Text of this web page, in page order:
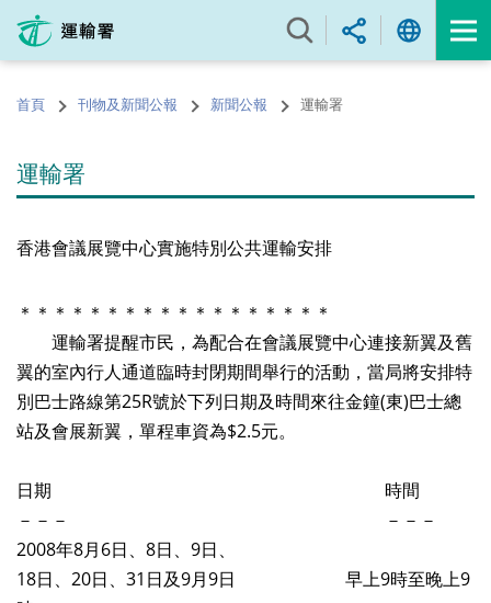
內
的首頁 刊物及新聞公報 新聞公報 運輸署
運輸署
香港會議展覽中心實施特別公共運輸安排
＊＊＊＊＊＊＊＊＊＊＊＊＊＊＊＊＊＊
運輸署提醒市民，為配合在會議展覽中心連接新翼及舊
翼的室內行人通道臨時封閉期間舉行的活動，當局將安排特
別巴士路線第25R號於下列日期及時間來往金鐘(東)巴士總
站及會展新翼，單程車資為$2.5元。
日期 時間
－－－ －－－
2008年8月6日、8日、9日、
18日、20日、31日及9月9日 早上9時至晚上9